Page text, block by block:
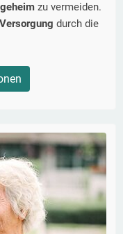
zu vermeiden.
Versorgung durch die